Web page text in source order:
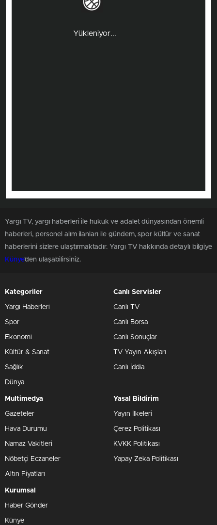
Yükleniyor...
Yargı TV, yargı haberleri ile hukuk ve adalet dünyasından önemli
haberleri, personel alım ilanları ile gündem, spor kültür ve sanat
haberlerini sizlere ulaştırmaktadır. Yargı TV hakkında detaylı bilgiye
Künye'den ulaşabilirsiniz.
Kategoriler
Yargı Haberleri
Spor
Ekonomi
Kültür & Sanat
Sağlık
Dünya
Canlı Servisler
Canlı TV
Canlı Borsa
Canlı Sonuçlar
TV Yayın Akışları
Canlı İddia
Multimedya
Gazeteler
Hava Durumu
Namaz Vakitleri
Nöbetçi Eczaneler
Altın Fiyatları
Yasal Bildirim
Yayın İlkeleri
Çerez Politikası
KVKK Politikası
Yapay Zeka Politikası
Kurumsal
Haber Gönder
Künye